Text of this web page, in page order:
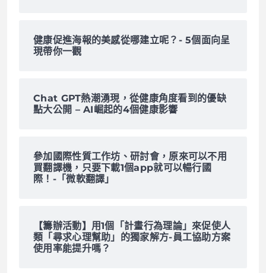
健康促進海報的美感從哪建立呢？- 5個面向呈
現帶你一觀
Chat GPT熱潮湧現，從健康角度看到的優缺
點大公開 – AI崛起的4個健康影響
參加國際性質工作坊、研討會，原來可以不用
買翻譯機，只要下載1個app就可以暢行國
際！-「微軟翻譯」
【籌辦活動】用1個「計畫行為理論」來促使人
類「尋求心理幫助」的獨家解方-員工協助方案
使用率能提升嗎？